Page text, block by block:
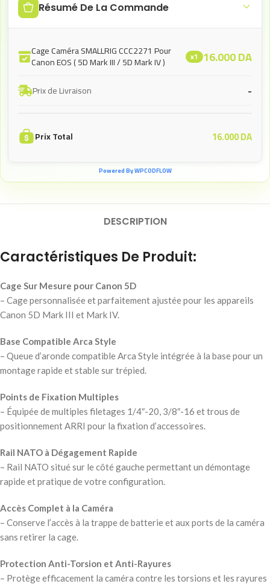
Résumé De La Commande
Cage Caméra SMALLRIG CCC2271 Pour
Canon EOS ( 5D Mark III / 5D Mark IV ) x1 16.000DA
Prix de Livraison -
Prix Total 16.000DA
Powered By WPCODFLOW
DESCRIPTION
Caractéristiques De Produit:
Cage Sur Mesure pour Canon 5D
– Cage personnalisée et parfaitement ajustée pour les appareils
Canon 5D Mark III et Mark IV.
Base Compatible Arca Style
– Queue d’aronde compatible Arca Style intégrée à la base pour un
montage rapide et stable sur trépied.
Points de Fixation Multiples
– Équipée de multiples filetages 1/4″-20, 3/8″-16 et trous de
positionnement ARRI pour la fixation d’accessoires.
Rail NATO à Dégagement Rapide
– Rail NATO situé sur le côté gauche permettant un démontage
rapide et pratique de votre configuration.
Accès Complet à la Caméra
– Conserve l’accès à la trappe de batterie et aux ports de la caméra
sans retirer la cage.
Protection Anti-Torsion et Anti-Rayures
– Protège efficacement la caméra contre les torsions et les rayures